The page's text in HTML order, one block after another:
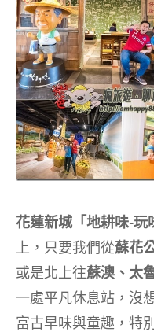
花蓮新城「地耕味-玩
上，只要我們從蘇花
或是北上往蘇澳、太
一處平凡休息站，沒
富古早味與童趣，特